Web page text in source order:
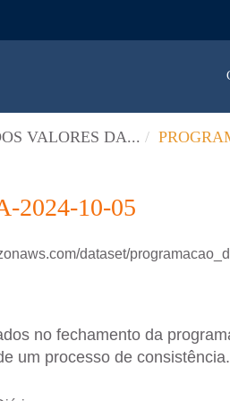
VALORES DA...
2024-10-05
dataset/
no fechamento da
um processo de